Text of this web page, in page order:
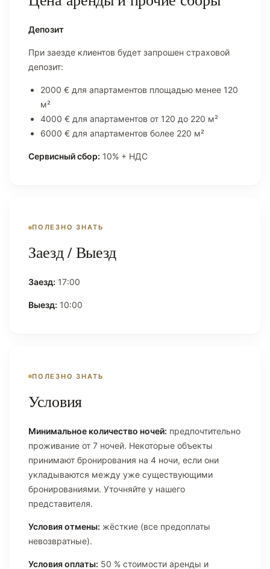
Депозит
При заезде клиентов будет запрошен страховой
депозит:
2000 € для апартаментов площадью менее 120
м²
4000 € для апартаментов от 120 до 220 м²
6000 € для апартаментов более 220 м²
Сервисный сбор: 10% + НДС
ПОЛЕЗНО ЗНАТЬ
Заезд / Выезд
Заезд: 17:00
Выезд: 10:00
ПОЛЕЗНО ЗНАТЬ
Условия
Минимальное количество ночей: предпочтительно
проживание от 7 ночей. Некоторые объекты
принимают бронирования на 4 ночи, если они
укладываются между уже существующими
бронированиями. Уточняйте у нашего
представителя.
Условия отмены: жёсткие (все предоплаты
невозвратные).
Условия оплаты: 50 % стоимости аренды и